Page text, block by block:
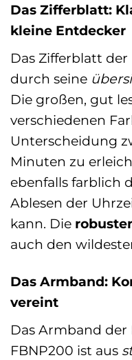
Das Zifferblatt:
kleine Entdecker
Das Zifferblatt
durch seine
Die großen, gut
verschiedenen
Unterscheidung
Minuten zu
ebenfalls farblich
Ablesen der
kann. Die
auch den
Das Armband:
vereint
Das Armband
FBNP200 ist aus